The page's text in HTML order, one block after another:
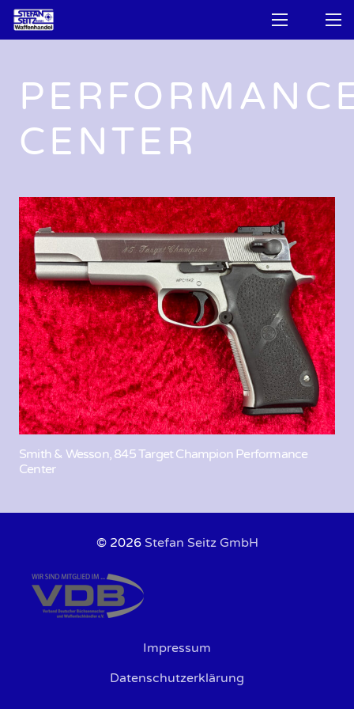
CENTER
Smith & Wesson, 845 Target Champion Performance
Center
© 2026 Stefan Seitz GmbH
Impressum
Datenschutzerklärung